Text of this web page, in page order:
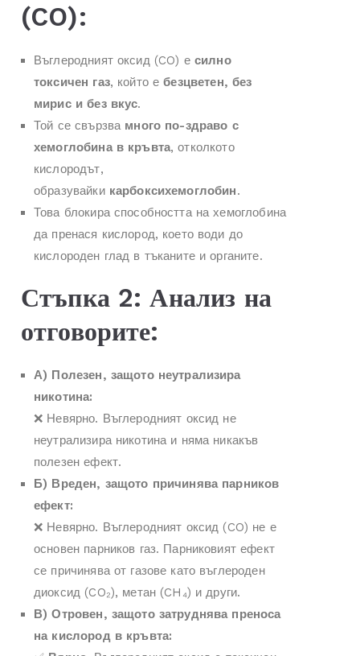
(CO):
Въглеродният оксид (CO) е силно
токсичен газ, който ебезцветен, без
мирис и без вкус.
Той се свързва много по-здраво с
хемоглобина в кръвта, отколкото
кислородът,
образувайки карбоксихемоглобин.
Това блокира способността на хемоглобина
да пренася кислород, което води до
кислороден глад в тъканите и органите.
Стъпка 2: Анализ на
отговорите:
А) Полезен, защото неутрализира
никотина:
❌ Невярно. Въглеродният оксид не
неутрализира никотина и няма никакъв
полезен ефект.
Б) Вреден, защото причинява парников
ефект:
❌ Невярно. Въглеродният оксид (CO) не е
основен парников газ. Парниковият ефект
се причинява от газове като въглероден
диоксид (CO₂), метан (CH₄) и други.
В) Отровен, защото затруднява преноса
на кислород в кръвта: